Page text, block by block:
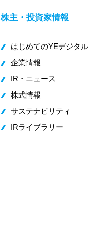
株主・投資家情報
はじめてのYEデジタル
企業情報
IR・ニュース
株式情報
サステナビリティ
IRライブラリー